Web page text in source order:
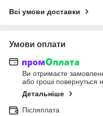
Всі умови доставки
Умови оплати
Ви отримаєте
або гроші повернуться
Детальніше
Післяплата